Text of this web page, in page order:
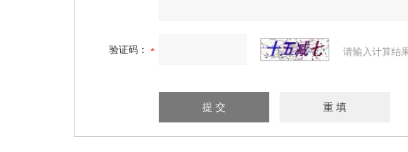
验证码： 请输入计算结